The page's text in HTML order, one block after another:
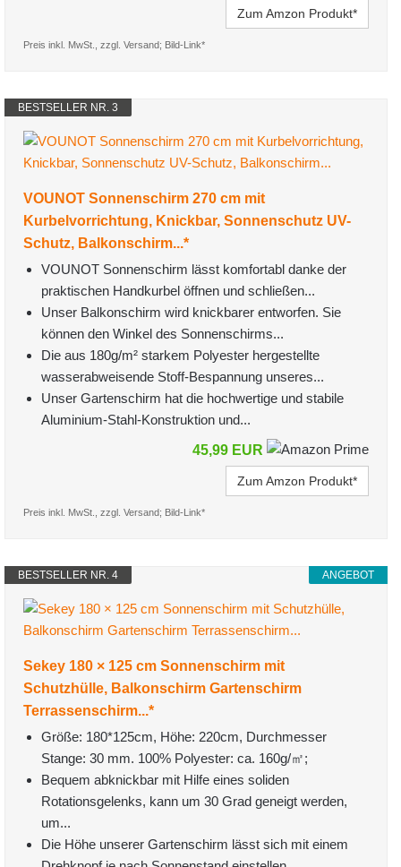
Zum Amzon Produkt*
Preis inkl. MwSt., zzgl. Versand; Bild-Link*
BESTSELLER NR. 3
VOUNOT Sonnenschirm 270 cm mit
Kurbelvorrichtung, Knickbar, Sonnenschutz UV-
Schutz, Balkonschirm...*
VOUNOT Sonnenschirm lässt komfortabl danke der
praktischen Handkurbel öffnen und schließen...
Unser Balkonschirm wird knickbarer entworfen. Sie
können den Winkel des Sonnenschirms...
Die aus 180g/m² starkem Polyester hergestellte
wasserabweisende Stoff-Bespannung unseres...
Unser Gartenschirm hat die hochwertige und stabile
Aluminium-Stahl-Konstruktion und...
45,99 EUR
Zum Amzon Produkt*
Preis inkl. MwSt., zzgl. Versand; Bild-Link*
ANGEBOT
BESTSELLER NR. 4
Sekey 180 × 125 cm Sonnenschirm mit
Schutzhülle, Balkonschirm Gartenschirm
Terrassenschirm...*
Größe: 180*125cm, Höhe: 220cm, Durchmesser
Stange: 30 mm. 100% Polyester: ca. 160g/㎡;
Bequem abknickbar mit Hilfe eines soliden
Rotationsgelenks, kann um 30 Grad geneigt werden,
um...
Die Höhe unserer Gartenschirm lässt sich mit einem